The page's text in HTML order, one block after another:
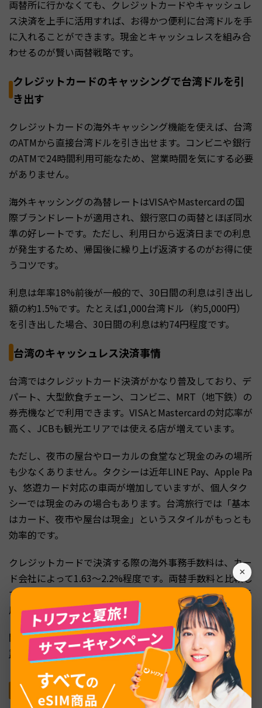
×
両替所に行かなくても、クレジットカードやキャッシュレ
ス決済を上手に活用すれば、お得かつ便利に台湾ドルを手
に入れることができます。現金とキャッシュレスを組み合
わせるのが賢い両替戦略です。
クレジットカードのキャッシングで台湾ドルを引
き出す
クレジットカードの海外キャッシング機能を使えば、台湾
のATMから直接台湾ドルを引き出せます。コンビニや銀行
のATMで24時間利用可能なため、営業時間を気にする必要
がありません。
海外キャッシングの為替レートはVISAやMastercardの国
際ブランドレートが適用され、銀行窓口の両替とほぼ同水
準の好レートです。ただし、利用日から返済日までの利息
が発生するため、帰国後に繰り上げ返済するのがお得に使
うコツです。
利息は年率18%前後が一般的で、30日間の利息は引き出し
額の約1.5%です。たとえば1,000台湾ドル（約5,000円）
を引き出した場合、30日間の利息は約74円程度です。
台湾のキャッシュレス決済事情
台湾ではクレジットカード決済がかなり普及しており、デ
パート、大型飲食チェーン、コンビニ、MRT（地下鉄）の
券売機などで利用できます。VISAとMastercardの対応率が
高く、JCBも観光エリアでは使える店が増えています。
ただし、夜市の屋台やローカルの食堂など現金のみの場所
も少なくありません。タクシーは近年LINE Pay、Apple Pa
y、悠遊カード対応の車両が増加していますが、個人タク
シーでは現金のみの場合もあります。台湾旅行では「基本
はカード、夜市や屋台は現金」というスタイルがもっとも
効率的です。
クレジットカードで決済する際の海外事務手数料は、カー
ド会社によって1.63〜2.2%程度です。両替手数料と比較し
ても遜色ないため、対応店舗ではカード決済を積極的に活
用しましょう。
関連記事:台湾旅行の費用はいくら？2泊3日の予算や内
訳、安くするコツも紹介
悠遊カード（EasyCard）で交通費と小額決済をカ
バー